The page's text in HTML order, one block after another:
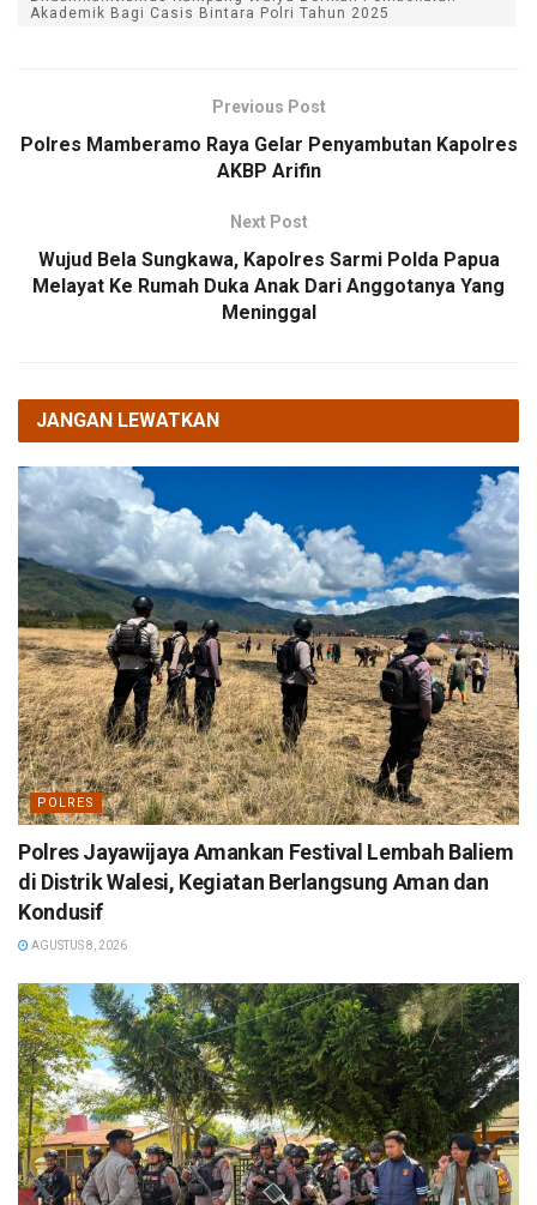
Akademik Bagi Casis Bintara Polri Tahun 2025
Previous Post
Polres Mamberamo Raya Gelar Penyambutan Kapolres
AKBP Arifin
Next Post
Wujud Bela Sungkawa, Kapolres Sarmi Polda Papua
Melayat Ke Rumah Duka Anak Dari Anggotanya Yang
Meninggal
JANGAN LEWATKAN
POLRES
Polres Jayawijaya Amankan Festival Lembah Baliem
di Distrik Walesi, Kegiatan Berlangsung Aman dan
Kondusif
AGUSTUS 8, 2026